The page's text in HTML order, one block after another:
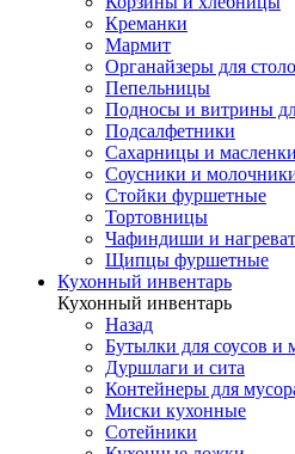
Креманки
Мармит
Органайзеры для
Пепельницы
Подносы и витрины
Подсалфетники
Сахарницы и масленки
Соусники и
Стойки фуршетные
Тортовницы
Чафиндиши и
Щипцы фуршетные
Кухонный инвентарь
Кухонный инвентарь
Назад
Бутылки для соусов и
Дуршлаги и сита
Контейнеры для
Миски кухонные
Сотейники